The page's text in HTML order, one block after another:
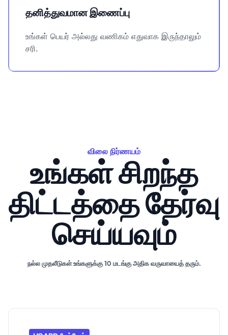
தனித்துவமான இணைப்பு
உங்கள் பெயர் அல்லது வணிகம் எதுவாக இருந்தாலும்
சரி.
விலை நிர்ணயம்
உங்கள் சிறந்த
திட்டத்தை தேர்வு
செய்யவும்
நல்ல முதலீடுகள் உங்களுக்கு 10 மடங்கு அதிக வருவாயைத் தரும்.